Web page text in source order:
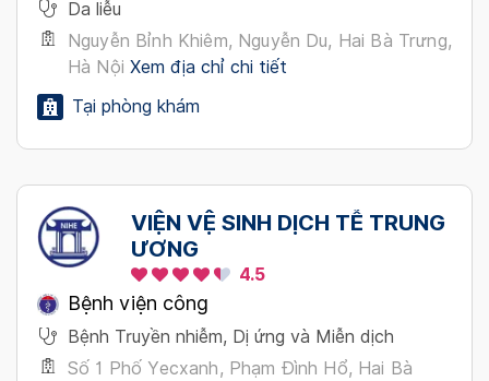
Da liễu
Nguyễn Bỉnh Khiêm, Nguyễn Du, Hai Bà Trưng,
Hà Nội Xem địa chỉ chi tiết
Tại phòng khám
VIỆN VỆ SINH DỊCH TỄ TRUNG
ƯƠNG
4.5
Bệnh viện công
Bệnh Truyền nhiễm, Dị ứng và Miễn dịch
Số 1 Phố Yecxanh, Phạm Đình Hổ, Hai Bà